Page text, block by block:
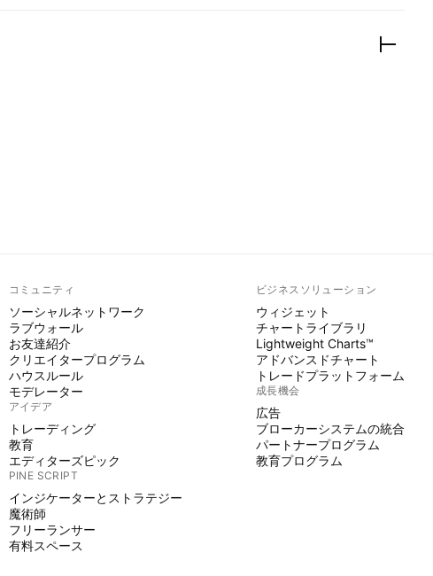
コミュニティ
ソーシャルネットワーク
ラブウォール
お友達紹介
クリエイタープログラム
ハウスルール
モデレーター
アイデア
トレーディング
教育
エディターズピック
PINE SCRIPT
インジケーターとストラテジー
魔術師
フリーランサー
有料スペース
ビジネスソリューション
ウィジェット
チャートライブラリ
Lightweight Charts™
アドバンスドチャート
トレードプラットフォーム
成長機会
広告
ブローカーシステムの統合
パートナープログラム
教育プログラム